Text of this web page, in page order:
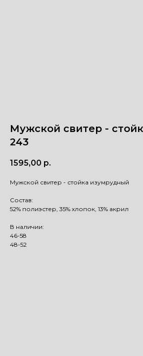
Мужской свитер -
243
1595,00 р.
Мужской свитер - стойка изумрудный
Состав:
52% полиэстер, 35% хлопок, 13% акрил
В наличии:
46-58
48-52